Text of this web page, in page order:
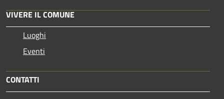
VIVERE IL COMUNE
Luoghi
Eventi
CONTATTI